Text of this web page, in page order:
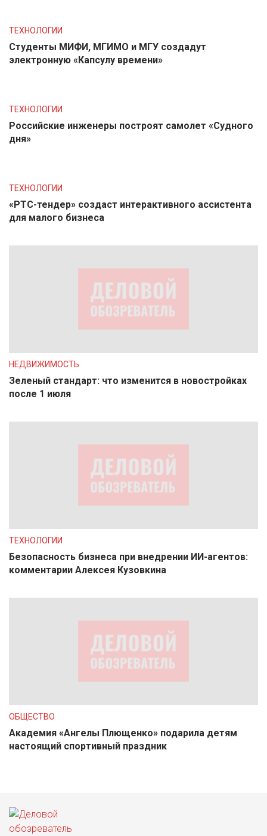
ТЕХНОЛОГИИ
Студенты МИФИ, МГИМО и МГУ создадут
электронную «Капсулу времени»
ТЕХНОЛОГИИ
Российские инженеры построят самолет «Судного
дня»
ТЕХНОЛОГИИ
«РТС-тендер» создаст интерактивного ассистента
для малого бизнеса
НЕДВИЖИМОСТЬ
Зеленый стандарт: что изменится в новостройках
после 1 июля
ТЕХНОЛОГИИ
Безопасность бизнеса при внедрении ИИ-агентов:
комментарии Алексея Кузовкина
ОБЩЕСТВО
Академия «Ангелы Плющенко» подарила детям
настоящий спортивный праздник